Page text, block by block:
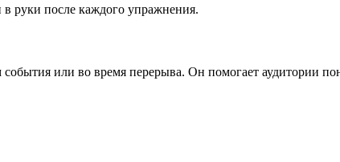
руки после каждого упражнения.
или во время перерыва. Он помогает аудитории